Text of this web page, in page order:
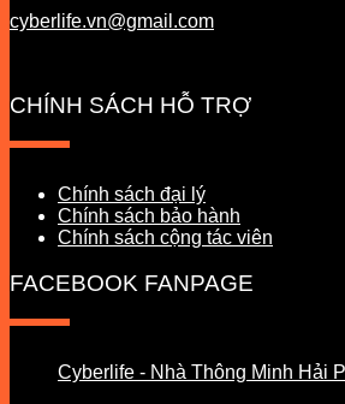
cyberlife.vn@gmail.com
CHÍNH SÁCH HỖ TRỢ
Chính sách đại lý
Chính sách bảo hành
Chính sách cộng tác viên
FACEBOOK FANPAGE
Cyberlife - Nhà Thông Minh Hải